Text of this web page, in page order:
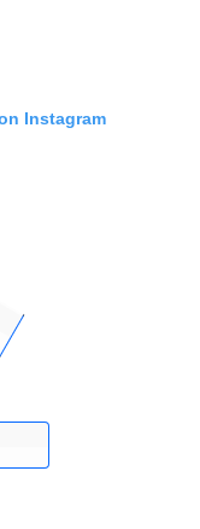
Instagram